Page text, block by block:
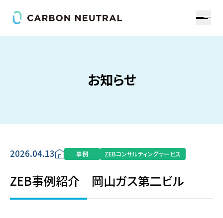
お知らせ
2026.04.13 事例 ZEBコンサルティングサービス
ZEB事例紹介 岡山ガス第二ビル